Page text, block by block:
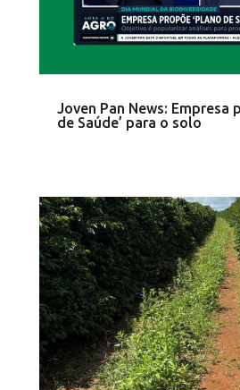
Joven Pan News: Empresa
de Saúde’ para o solo